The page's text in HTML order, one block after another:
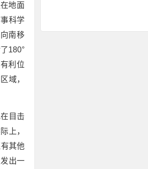
地面
科学
南移
180°
利位
域，
目击
上，
其他
出一